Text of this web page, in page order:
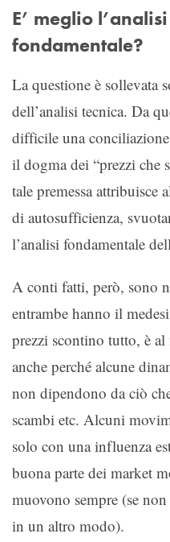
E’ meglio
fondamentale?
La questione è sollevata
dell’analisi tecnica. Da
difficile una
il dogma dei “prezzi che
tale premessa attribuisce
di autosufficienza,
l’analisi fondamentale
A conti fatti, però, sono
entrambe hanno il
prezzi scontino tutto, è al
anche perché alcune
non dipendono da ciò
scambi etc. Alcuni
solo con una influenza
buona parte dei market
muovono sempre (se
in un altro modo).